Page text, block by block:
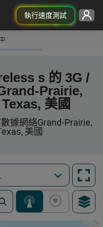
執行速度測試
s 的 3G /
Prairie,
美國
據網絡Grand-Prairie,
美國